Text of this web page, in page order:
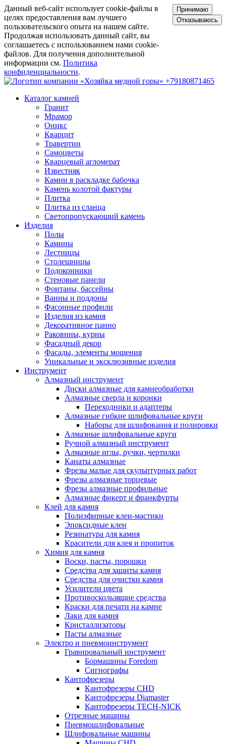
Данный веб-сайт использует cookie-файлы в
целях предоставления вам лучшего
пользовательского опыта на нашем сайте.
Продолжая использовать данный сайт, вы
соглашаетесь с использованием нами cookie-
файлов. Для получения дополнительной
информации см. Политика
конфиденциальности.
Принимаю
Отказываюсь
+79180871465
Каталог камней
Гранит
Мрамор
Оникс
Кварцит
Травертин
Самоцветы
Кварцевый агломерат
Известняк
Камни в раскладке бабочка
Камень колотой фактуры
Плитка
Плитка из сланца
Светопропускающий камень
Изделия
Полы
Камины
Лестницы
Столешницы
Подоконники
Стеновые панели
Фонтаны, бассейны
Ванны и поддоны
Фасонные профили
Изделия из камня
Декоративное панно
Раковины, курны
Фасадный декор
Фасады, элементы мощения
Уникальные и эксклюзивные изделия
Инструмент
Алмазный инструмент
Диски алмазные для камнеобработки
Алмазные сверла и коронки
Переходники и адаптеры
Алмазные гибкие шлифовальные круги
Наборы для шлифования и полировки
Алмазные шлифовальные круги
Ручной алмазный инструмент
Алмазные иглы, ручки, чертилки
Канаты алмазные
Фрезы малые для скульптурных работ
Фрезы алмазные торцевые
Фрезы алмазные профильные
Алмазные фикерт и франкфурты
Клей для камня
Полиэфирные клеи-мастики
Эпоксидные клеи
Резинатура для камня
Красители для клея и пропиток
Химия для камня
Воски, пасты, порошки
Средства для защиты камня
Средства для очистки камня
Усилители цвета
Противоскользящие средства
Краски для печати на камне
Лаки для камня
Кристаллизаторы
Пасты алмазные
Электро и пневмоинструмент
Гравировальный инструмент
Бормашины Foredom
Сигнографы
Кантофрезеры
Кантофрезеры CHD
Кантофрезеры Diamaster
Кантофрезеры TECH-NICK
Отрезные машины
Пневмошлифовальные
Шлифовальные машины